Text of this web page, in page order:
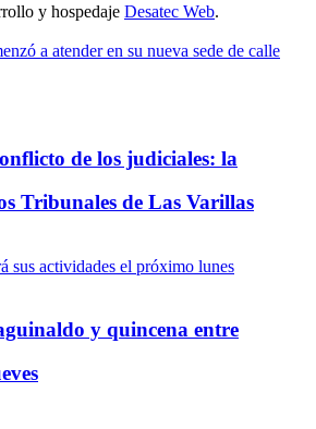
de los judiciales: la
Tribunales de Las Varillas
y quincena entre
y hospedaje Desatec Web.